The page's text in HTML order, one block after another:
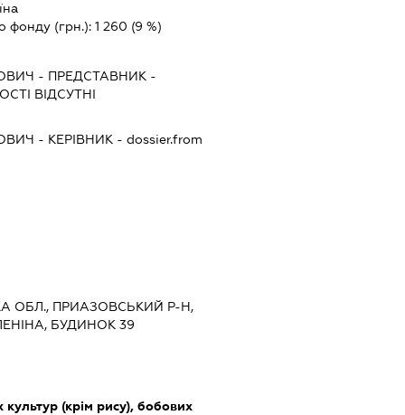
фонду (грн.):1 260 (9 %)
- ПРЕДСТАВНИК -
ВІДСУТНІ
- КЕРІВНИК - dossier.from
ОБЛ., ПРИАЗОВСЬКИЙ Р-Н,
БУДИНОК 39
(крім рису), бобових